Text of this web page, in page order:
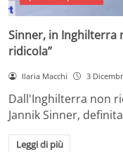
Sinner, in Inghilterra
ridicola”
Ilaria Macchi 3
Dall'Inghilterra non
Jannik Sinner,
Leggi di più